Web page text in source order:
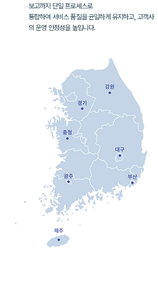
보고까지 단일 프로세스로
통합하여 서비스 품질을 균일하게 유지하고, 고객사
의운영 안정성을 높입니다.